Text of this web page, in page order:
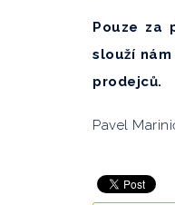
Pouze za
slouží
prodejců.
Pavel